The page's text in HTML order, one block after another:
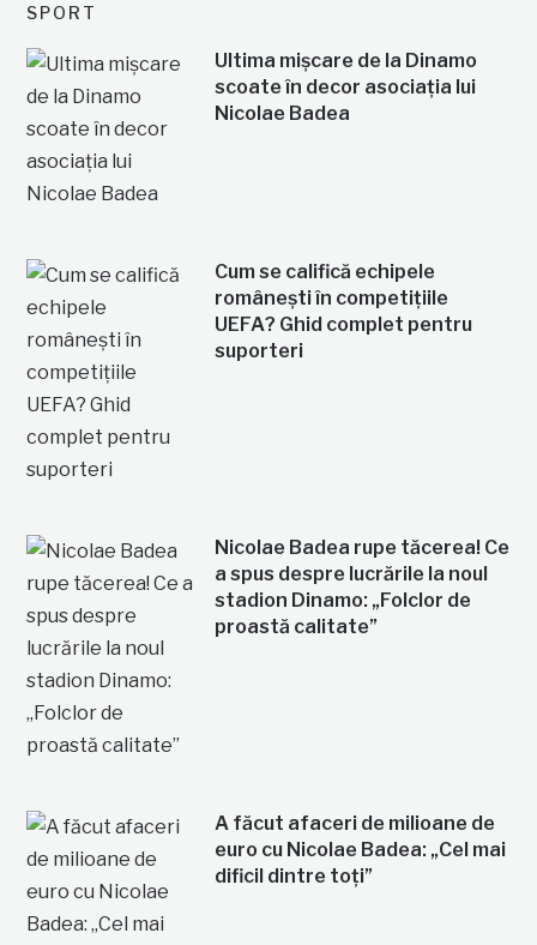
SPORT
Ultima mișcare de la Dinamo
scoate în decor asociația lui
Nicolae Badea
Cum se califică echipele
românești în competițiile
UEFA? Ghid complet pentru
suporteri
Nicolae Badea rupe tăcerea! Ce
a spus despre lucrările la noul
stadion Dinamo: „Folclor de
proastă calitate”
A făcut afaceri de milioane de
euro cu Nicolae Badea: „Cel mai
dificil dintre toți”